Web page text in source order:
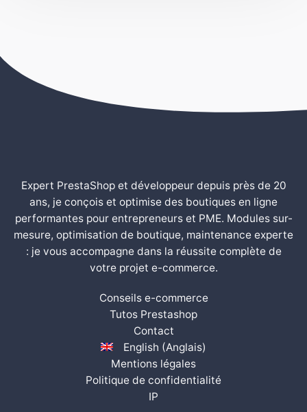
Expert PrestaShop et développeur depuis près de 20
ans, je conçois et optimise des boutiques en ligne
performantes pour entrepreneurs et PME. Modules sur-
mesure, optimisation de boutique, maintenance experte
: je vous accompagne dans la réussite complète de
votre projet e-commerce.
Conseils e-commerce
Tutos Prestashop
Contact
English (Anglais)
Mentions légales
Politique de confidentialité
IP